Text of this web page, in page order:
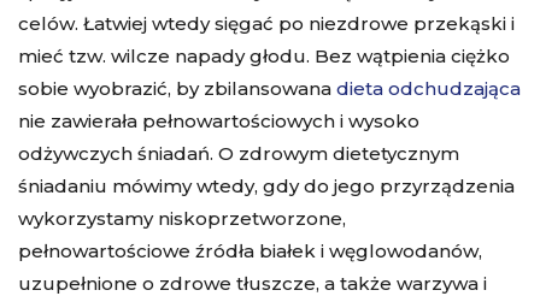
celów. Łatwiej wtedy sięgać po niezdrowe przekąski i
mieć tzw. wilcze napady głodu. Bez wątpienia ciężko
sobie wyobrazić, by zbilansowana dieta odchudzająca
nie zawierała pełnowartościowych i wysoko
odżywczych śniadań. O zdrowym dietetycznym
śniadaniu mówimy wtedy, gdy do jego przyrządzenia
wykorzystamy niskoprzetworzone,
pełnowartościowe źródła białek i węglowodanów,
uzupełnione o zdrowe tłuszcze, a także warzywa i